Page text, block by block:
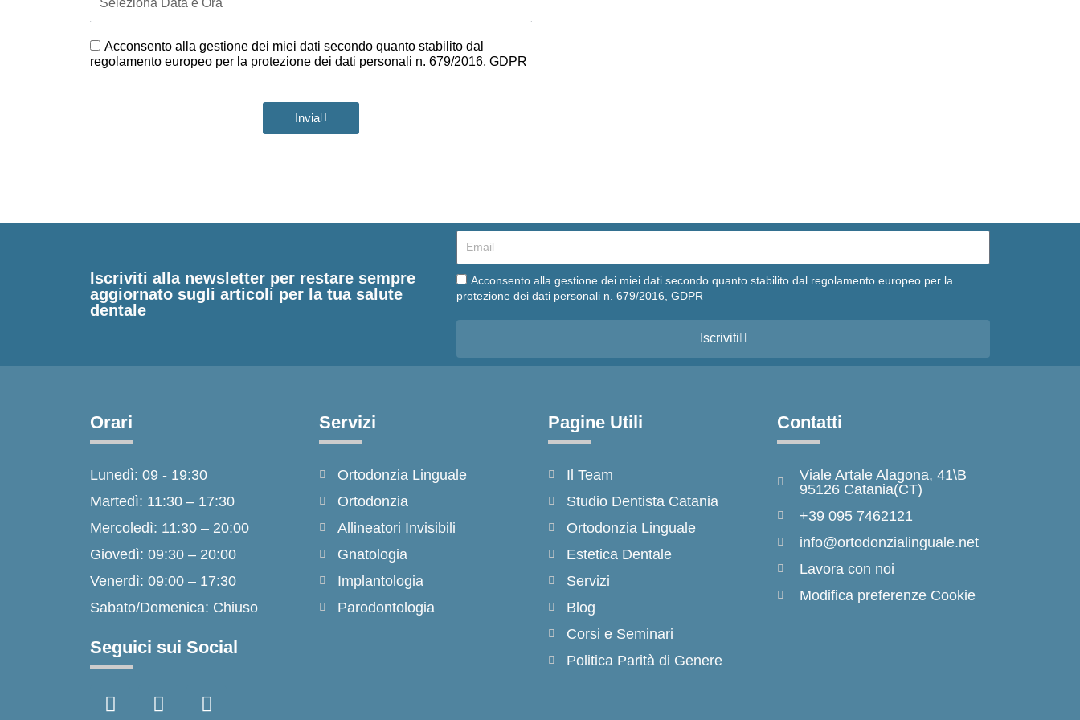
Data
e
GDPR
Acconsento alla gestione dei miei dati secondo quanto stabilito dal
regolamento europeo per la protezione dei dati personali n. 679/2016, GDPR
Invia
Iscriviti alla newsletter per restare sempre
aggiornato sugli articoli per la tua salute
dentale
Email
Email
Acconsento alla gestione dei miei dati secondo quanto stabilito dal regolamento europeo per la
protezione dei dati personali n. 679/2016, GDPR
Iscriviti
Orari
Lunedì: 09 - 19:30
Martedì: 11:30 – 17:30
Mercoledì: 11:30 – 20:00
Giovedì: 09:30 – 20:00
Venerdì: 09:00 – 17:30
Sabato/Domenica: Chiuso
Seguici sui Social
a
n
i
Servizi
Ortodonzia Linguale
Ortodonzia
Allineatori Invisibili
Gnatologia
Implantologia
Parodontologia
Pagine Utili
Il Team
Studio Dentista Catania
Ortodonzia Linguale
Estetica Dentale
Servizi
Blog
Corsi e Seminari
Politica Parità di Genere
Contatti
Viale Artale Alagona, 41\B
95126 Catania(CT)
+39 095 7462121
info@ortodonzialinguale.net
Lavora con noi
Modifica preferenze Cookie